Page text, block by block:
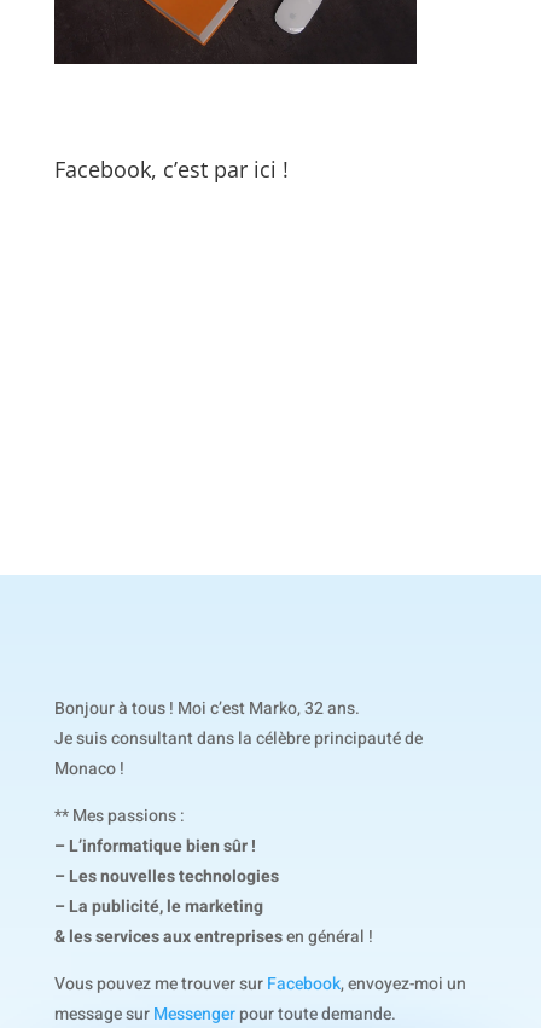
Facebook, c’est par ici !
Bonjour à tous ! Moi c’est Marko, 32 ans.
Je suis consultant dans la célèbre principauté de
Monaco !
** Mes passions :
– L’informatique bien sûr !
– Les nouvelles technologies
– La publicité, le marketing
& les services aux entreprisesen général !
Vous pouvez me trouver sur Facebook, envoyez-moi un
message sur Messenger pour toute demande.